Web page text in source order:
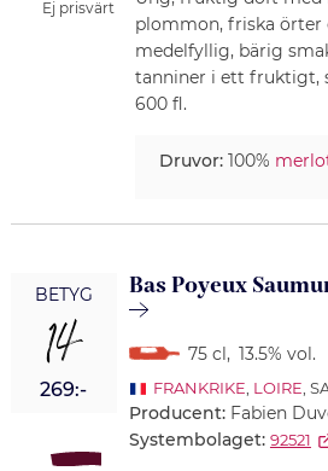
Ej prisvärt
plommon, friska örter
medelfyllig, bärig
tanniner i ett fruktigt,
600 fl.
Druvor:100%
BETYG
14
269:-
Bas Poyeux
75 cl , 13.5% vol.
FRANKRIKE, LOIRE,
Producent: Fabien
Systembolaget: 92521